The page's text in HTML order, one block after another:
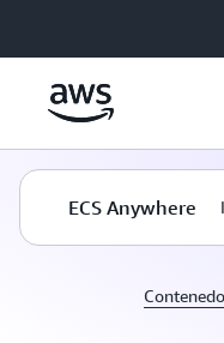
ECS Anywhere